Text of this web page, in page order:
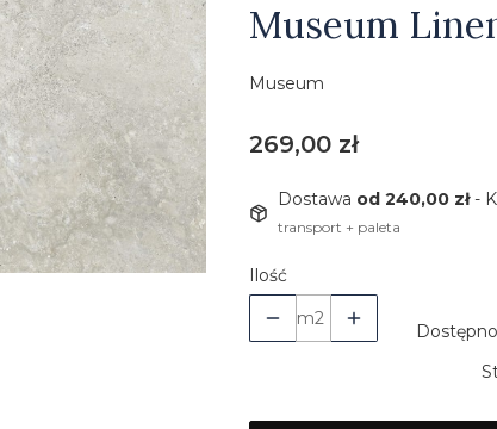
Museum
Museum
Cena
269,00 zł
Dostawa od 240,00 zł-
transport + paleta
Ilość
m2